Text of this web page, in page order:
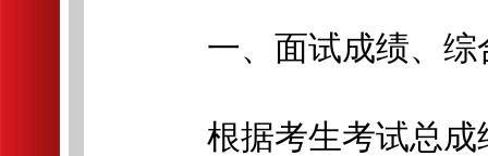
一、面试成绩、综
根据考生考试总成